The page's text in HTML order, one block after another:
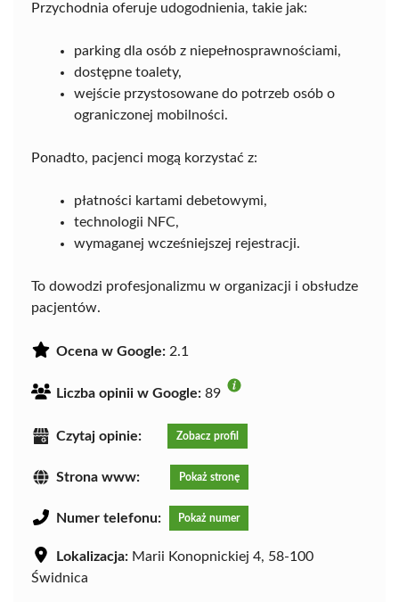
Przychodnia oferuje udogodnienia, takie jak:
parking dla osób z niepełnosprawnościami,
dostępne toalety,
wejście przystosowane do potrzeb osób o
ograniczonej mobilności.
Ponadto, pacjenci mogą korzystać z:
płatności kartami debetowymi,
technologii NFC,
wymaganej wcześniejszej rejestracji.
To dowodzi profesjonalizmu w organizacji i obsłudze
pacjentów.
Ocena w Google: 2.1
Liczba opinii w Google: 89
Czytaj opinie: Zobacz profil
Strona www: Pokaż stronę
Numer telefonu: Pokaż numer
Lokalizacja: Marii Konopnickiej 4, 58-100
Świdnica